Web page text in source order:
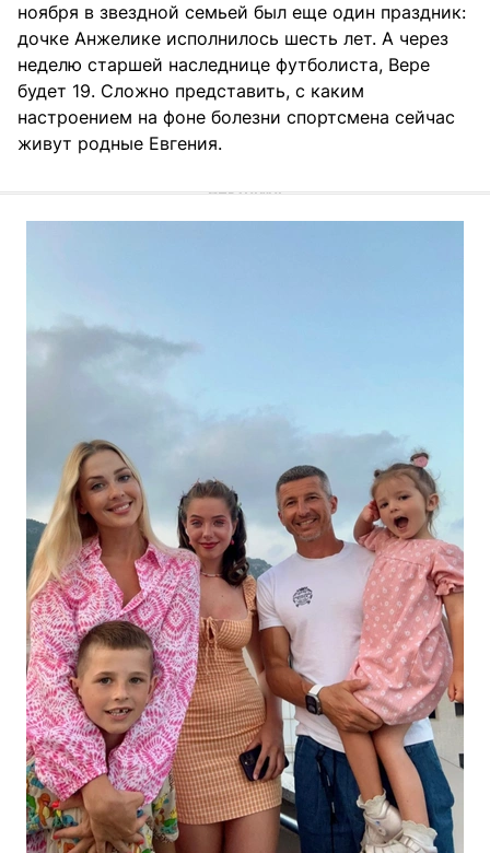
ноября в звездной семьей был еще один праздник:
дочке Анжелике исполнилось шесть лет. А через
неделю старшей наследнице футболиста, Вере
будет 19. Сложно представить, с каким
настроением на фоне болезни спортсмена сейчас
живут родные Евгения.